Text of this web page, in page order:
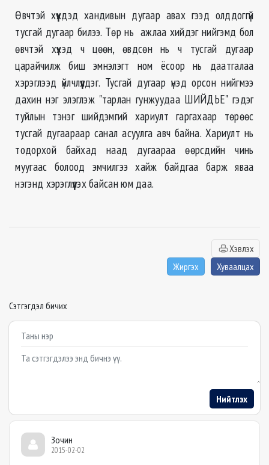
Өвчтэй хүүхдэд хандивын дугаар авах гээд олддоггүй
тусгай дугаар билээ. Төр нь ажлаа хийдэг нийгэмд бол
өвчтэй хүүхэд ч цөөн, өвдсөн нь ч тусгай дугаар
царайчилж биш эмнэлэгт ном ёсоор нь даатгалаа
хэрэглээд үйлчлүүлдэг. Тусгай дугаар үнэд орсон нийгмээ
дахин нэг элэглэж "тарлан гунжуудаа ШИЙДЬЕ" гэдэг
туйлын тэнэг шийдэмгий хариулт гаргахаар төрөөс
тусгай дугаараар санал асуулга авч байна. Хариулт нь
тодорхой байхад наад дугаараа өөрсдийн чинь
муугаас болоод эмчилгээ хайж байдгаа барж яваа
нэгэнд хэрэглүүлэх байсан юм даа.
Хэвлэх
Жиргэх
Хуваалцах
Сэтгэгдэл бичих
Example textarea
Нийтлэх
Зочин
2015-02-02